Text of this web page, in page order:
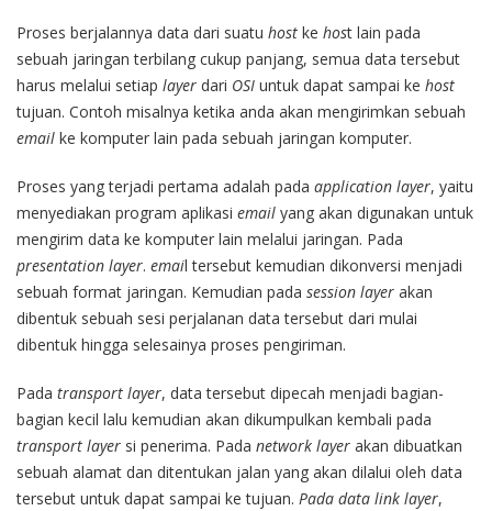
Proses berjalannya data dari suatu host ke host lain pada
sebuah jaringan terbilang cukup panjang, semua data tersebut
harus melalui setiap layer dari OSI untuk dapat sampai ke host
tujuan. Contoh misalnya ketika anda akan mengirimkan sebuah
email ke komputer lain pada sebuah jaringan komputer.
Proses yang terjadi pertama adalah pada application layer, yaitu
menyediakan program aplikasi email yang akan digunakan untuk
mengirim data ke komputer lain melalui jaringan. Pada
presentation layer. email tersebut kemudian dikonversi menjadi
sebuah format jaringan. Kemudian pada session layer akan
dibentuk sebuah sesi perjalanan data tersebut dari mulai
dibentuk hingga selesainya proses pengiriman.
Pada transport layer, data tersebut dipecah menjadi bagian-
bagian kecil lalu kemudian akan dikumpulkan kembali pada
transport layer si penerima. Pada network layer akan dibuatkan
sebuah alamat dan ditentukan jalan yang akan dilalui oleh data
tersebut untuk dapat sampai ke tujuan. Pada data link layer,